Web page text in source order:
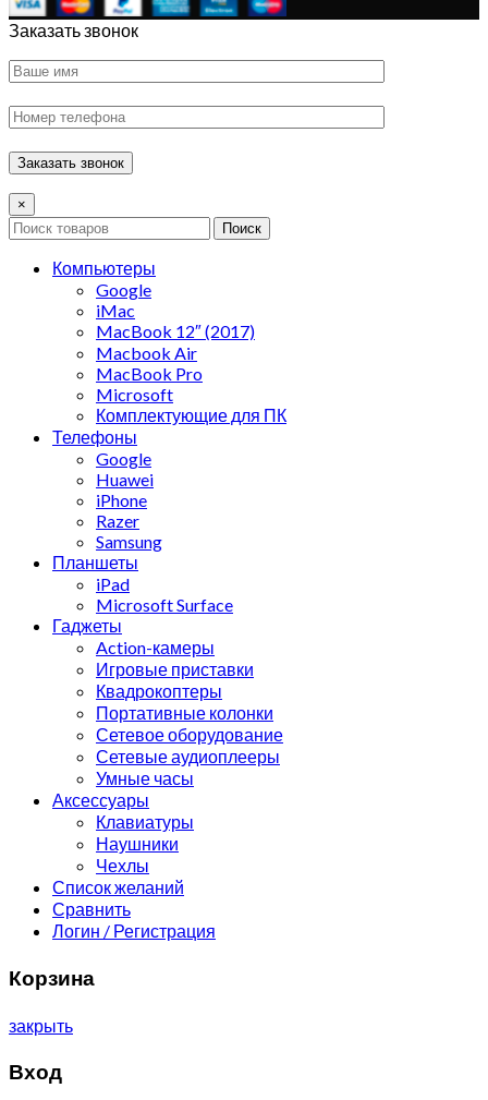
Заказать звонок
×
Поиск
Компьютеры
Google
iMac
MacBook 12″ (2017)
Macbook Air
MacBook Pro
Microsoft
Комплектующие для ПК
Телефоны
Google
Huawei
iPhone
Razer
Samsung
Планшеты
iPad
Microsoft Surface
Гаджеты
Action-камеры
Игровые приставки
Квадрокоптеры
Портативные колонки
Сетевое оборудование
Сетевые аудиоплееры
Умные часы
Аксессуары
Клавиатуры
Наушники
Чехлы
Список желаний
Сравнить
Логин / Регистрация
Корзина
закрыть
Вход